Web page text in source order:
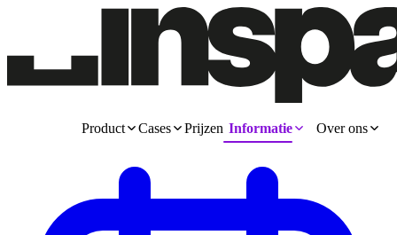
Product Cases Prijzen Informatie Over ons